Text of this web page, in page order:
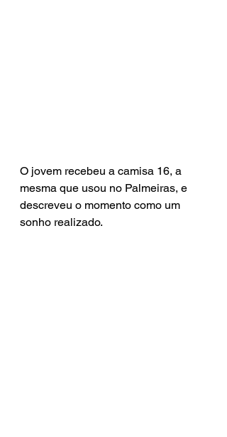
O jovem recebeu a camisa 16, a
mesma que usou no Palmeiras, e
descreveu o momento como um
sonho realizado.